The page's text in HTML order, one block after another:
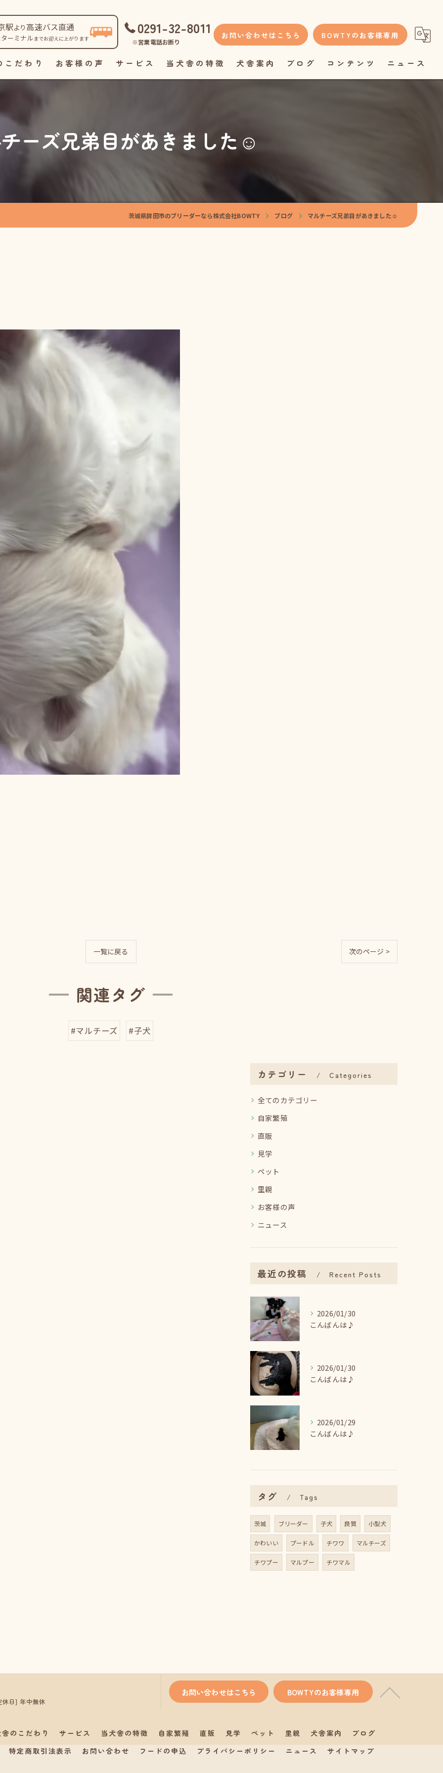
駅より高速バス直通
ーミナル までお迎えに上がります
0291-32-8011
※営業電話お断り
お問い合わせはこちら BOWTYのお客様専用
こだわり お客様の声 サービス 当犬舎の特徴
見学
犬舎案内 ブログ コンテンツ ニュース
ーズ兄弟目があきました☺️
茨城県鉾田市のブリーダーなら株式会社BOWTY ブログ マルチーズ兄弟目があきました☺️
一覧に戻る 次のページ >
関連タグ
#マルチーズ #子犬
カテゴリー Categories
全てのカテゴリー
自家繁殖
直販
見学
ペット
里親
お客様の声
ニュース
最近の投稿 Recent Posts
2026/01/30
こんばんは♪
2026/01/30
こんばんは♪
2026/01/29
こんばんは♪
タグ Tags
茨城 ブリーダー 子犬 良質 小型犬
かわいい プードル チワワ マルチーズ
チワプー マルプー チワマル
日] 年中無休
お問い合わせはこちら BOWTYのお客様専用
舎のこだわり サービス 当犬舎の特徴 自家繁殖 直販 見学 ペット 里親 犬舎案内
ブログ
特定商取引法表示 お問い合わせ フードの申込 プライバシーポリシー ニュース サイトマップ